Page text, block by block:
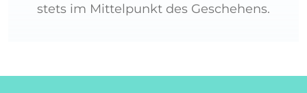
stets im Mittelpunkt des Geschehens.